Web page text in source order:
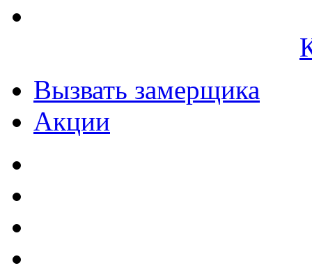
Вызвать замерщика
Акции